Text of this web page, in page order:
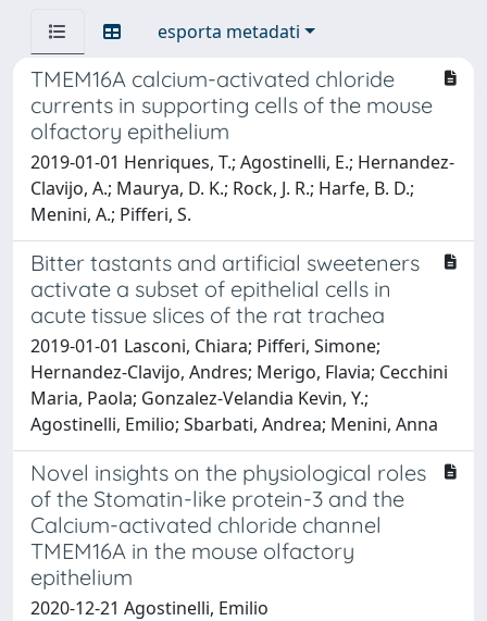
esporta metadati
TMEM16A calcium-activated chloride
currents in supporting cells of the mouse
olfactory epithelium
2019-01-01 Henriques, T.; Agostinelli, E.; Hernandez-
Clavijo, A.; Maurya, D. K.; Rock, J. R.; Harfe, B. D.;
Menini, A.; Pifferi, S.
Bitter tastants and artificial sweeteners
activate a subset of epithelial cells in
acute tissue slices of the rat trachea
2019-01-01 Lasconi, Chiara; Pifferi, Simone;
Hernandez-Clavijo, Andres; Merigo, Flavia; Cecchini
Maria, Paola; Gonzalez-Velandia Kevin, Y.;
Agostinelli, Emilio; Sbarbati, Andrea; Menini, Anna
Novel insights on the physiological roles
of the Stomatin-like protein-3 and the
Calcium-activated chloride channel
TMEM16A in the mouse olfactory
epithelium
2020-12-21 Agostinelli, Emilio